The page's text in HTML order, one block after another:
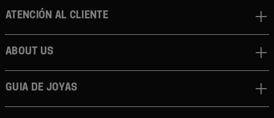
Atención al cliente
About us
Guia de joyas